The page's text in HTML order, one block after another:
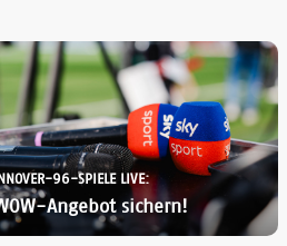
96-SPIELE LIVE:
Angebot sichern!